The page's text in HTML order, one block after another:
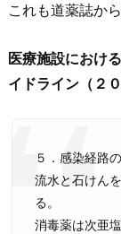
これも道薬誌か
医療施設におけ
イドライン（２
５．感染経路
流水と石けん
る。
消毒薬は次亜